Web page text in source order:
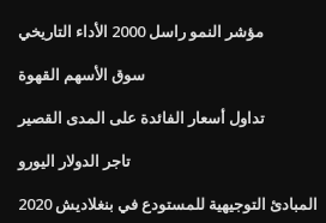
مؤشر النمو راسل 2000 الأداء التاريخي
سوق الأسهم القهوة
تداول أسعار الفائدة على المدى القصير
تاجر الدولار اليورو
المبادئ التوجيهية للمستودع في بنغلاديش 2020